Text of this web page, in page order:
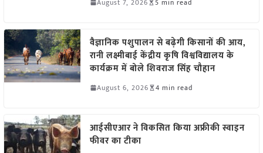
वैज्ञानिक पशुपालन से बढ़ेगी किसानों की आय,
रानी लक्ष्मीबाई केंद्रीय कृषि विश्वविद्यालय के
कार्यक्रम में बोले शिवराज सिंह चौहान
August 6, 2026 4 min read
आईसीएआर ने विकसित किया अफ्रीकी स्वाइन
फीवर का टीका